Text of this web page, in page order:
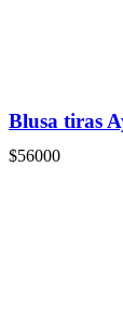
Blusa tiras
$56000